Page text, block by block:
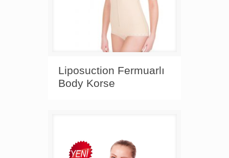
Liposuction Fermuarlı
Body Korse